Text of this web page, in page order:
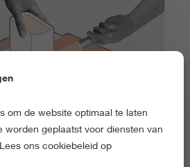
om de website optimaal te laten
worden geplaatst voor diensten van
ons cookiebeleid op